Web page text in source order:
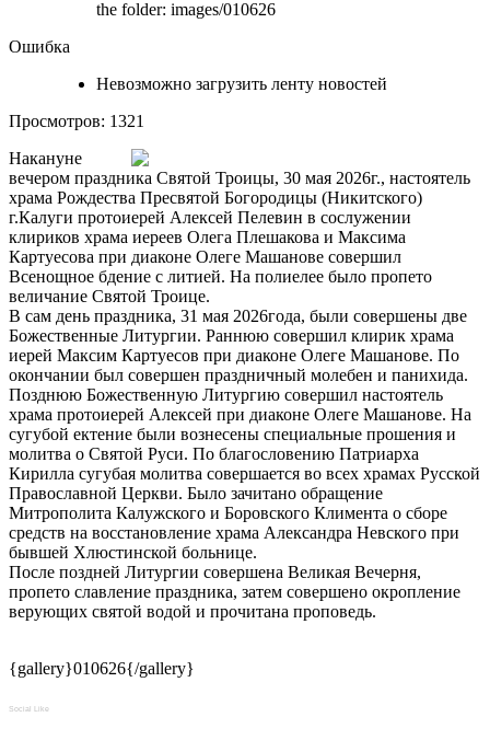
the folder: images/010626
Ошибка
Невозможно загрузить ленту новостей
Просмотров: 1321
Накануне
вечером праздника Святой Троицы, 30 мая 2026г., настоятель
храма Рождества Пресвятой Богородицы (Никитского)
г.Калуги протоиерей Алексей Пелевин в сослужении
клириков храма иереев Олега Плешакова и Максима
Картуесова при диаконе Олеге Машанове совершил
Всенощное бдение с литией. На полиелее было пропето
величание Святой Троице.
В сам день праздника, 31 мая 2026года, были совершены две
Божественные Литургии. Раннюю совершил клирик храма
иерей Максим Картуесов при диаконе Олеге Машанове. По
окончании был совершен праздничный молебен и панихида.
Позднюю Божественную Литургию совершил настоятель
храма протоиерей Алексей при диаконе Олеге Машанове. На
сугубой ектение были вознесены специальные прошения и
молитва о Святой Руси. По благословению Патриарха
Кирилла сугубая молитва совершается во всех храмах Русской
Православной Церкви. Было зачитано обращение
Митрополита Калужского и Боровского Климента о сборе
средств на восстановление храма Александра Невского при
бывшей Хлюстинской больнице.
После поздней Литургии совершена Великая Вечерня,
пропето славление праздника, затем совершено окропление
верующих святой водой и прочитана проповедь.
{gallery}010626{/gallery}
Social Like